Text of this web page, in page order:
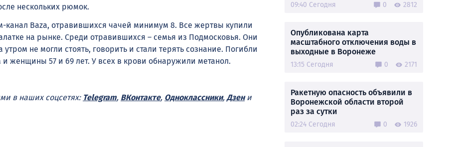
нескольких рюмок.
канал Baza, отравившихся чачей минимум 8. Все жертвы купили
на рынке. Среди отравившихся – семья из Подмосковья. Они
не могли стоять, говорить и стали терять сознание. Погибли
женщины 57 и 69 лет. У всех в крови обнаружили метанол.
в наших соцсетях: Telegram, ВКонтакте, Одноклассники, Дзени
09:40 Сегодня 0 2812
Опубликована карта
масштабного отключения воды в
выходные в Воронеже
13:15 Сегодня 0 2171
Ракетную опасность объявили в
Воронежской области второй
раз за сутки
02:24 Сегодня 0 1926